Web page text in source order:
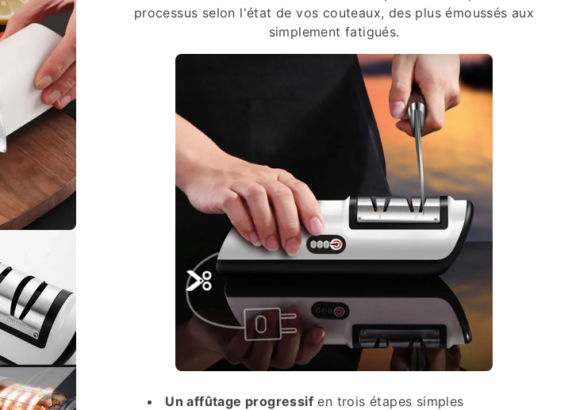
processus selon l'état de vos couteaux, des plus émoussés aux
simplement fatigués.
Un affûtage progressif en trois étapes simples